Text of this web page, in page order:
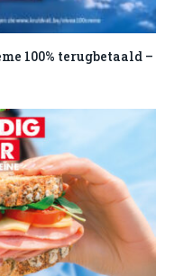
100% terugbetaald –